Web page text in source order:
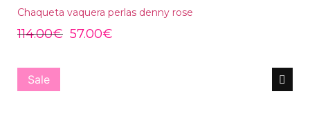
Chaqueta vaquera perlas denny rose
114.00€ 57.00€
Sale